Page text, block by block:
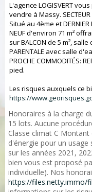
L'agence LOGISVERT
vendre à Massy. SECTEUR
Situé au 4ème et
NEUF d'environ 71 m²
sur BALCON de 5 m²,
PARENTALE avec salle
PROCHE COMMODITÉS:
pied.
Les risques auxquels ce
https://
Honoraires à la charge
15 lots. Aucune
Classe climat C
d'énergie pour un usage
sur les années 2021,
bien vous est proposé
individuelle). Nos
https://files.netty.immo/